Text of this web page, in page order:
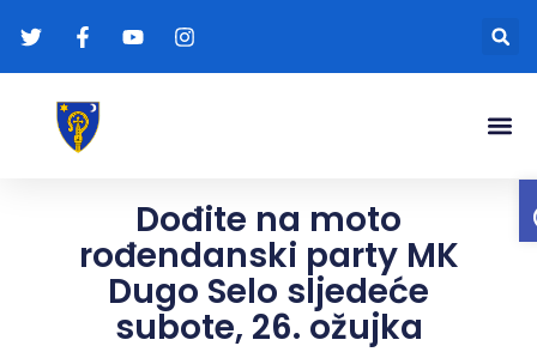
Dođite na moto
rođendanski party MK
Dugo Selo sljedeće
subote, 26. ožujka